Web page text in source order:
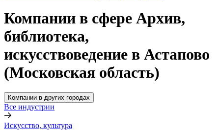
Компании в сфере Архив,
библиотека,
искусствоведение в Астапово
(Московская область)
Компании в других городах
Все индустрии
Искусство, культура